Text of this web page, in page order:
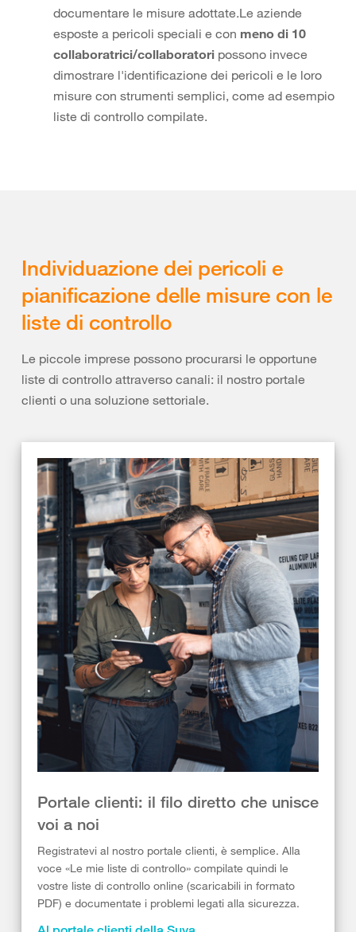
documentare le misure adottate.Le aziende
esposte a pericoli speciali e con meno di 10
collaboratrici/collaboratori possono invece
dimostrare l'identificazione dei pericoli e le loro
misure con strumenti semplici, come ad esempio
liste di controllo compilate.
Individuazione dei pericoli e
pianificazione delle misure con le
liste di controllo
Le piccole imprese possono procurarsi le opportune
liste di controllo attraverso canali: il nostro portale
clienti o una soluzione settoriale.
Portale clienti: il filo diretto che unisce
voi a noi
Registratevi al nostro portale clienti, è semplice. Alla
voce «Le mie liste di controllo» compilate quindi le
vostre liste di controllo online (scaricabili in formato
PDF) e documentate i problemi legati alla sicurezza.